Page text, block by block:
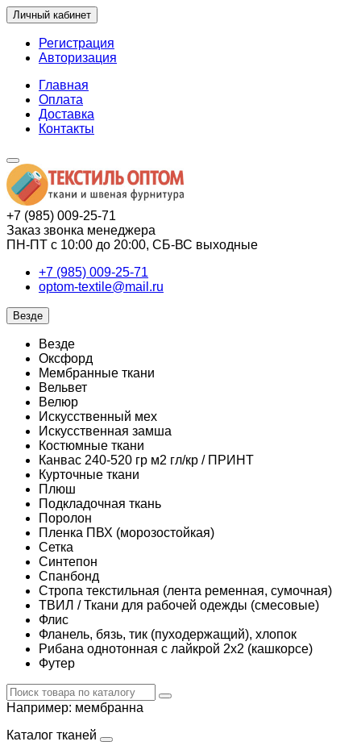
Личный кабинет
Регистрация
Авторизация
Главная
Оплата
Доставка
Контакты
+7 (985) 009-25-71
Заказ звонка менеджера
ПН-ПТ с 10:00 до 20:00, СБ-ВС выходные
+7 (985) 009-25-71
optom-textile@mail.ru
Везде
Везде
Оксфорд
Мембранные ткани
Вельвет
Велюр
Искусственный мех
Искусственная замша
Костюмные ткани
Канвас 240-520 гр м2 гл/кр / ПРИНТ
Курточные ткани
Плюш
Подкладочная ткань
Поролон
Пленка ПВХ (морозостойкая)
Сетка
Синтепон
Спанбонд
Стропа текстильная (лента ременная, сумочная)
ТВИЛ / Ткани для рабочей одежды (смесовые)
Флис
Фланель, бязь, тик (пуходержащий), хлопок
Рибана однотонная с лайкрой 2х2 (кашкорсе)
Футер
Например: мембранна
Каталог тканей